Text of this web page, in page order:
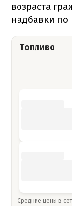
возраста
надбавки по
Топливо
Средние цены в